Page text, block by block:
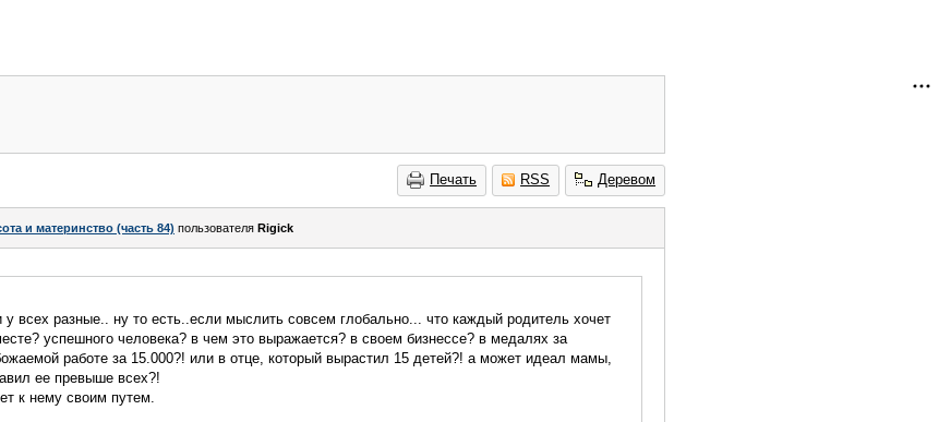
Печать RSS Деревом
и материнство (часть 84) пользователя Rigick
у всех разные.. ну то есть..если мыслить совсем глобально... что каждый родитель хочет
успешного человека? в чем это выражается? в своем бизнессе? в медалях за
работе за 15.000?! или в отце, который вырастил 15 детей?! а может идеал мамы,
ее превыше всех?!
к нему своим путем.